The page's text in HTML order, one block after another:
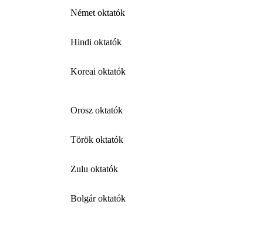
Német oktatók
Hindi oktatók
Koreai oktatók
Orosz oktatók
Török oktatók
Zulu oktatók
Bolgár oktatók